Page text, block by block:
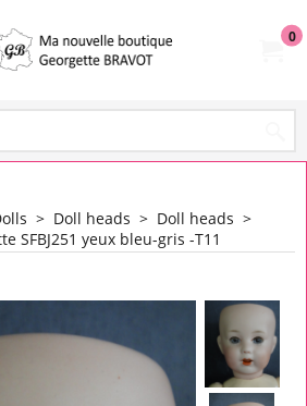
0
> Doll heads > Doll heads >
SFBJ251 yeux bleu-gris -T11